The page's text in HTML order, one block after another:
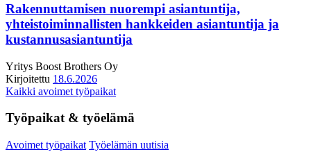
Rakennuttamisen nuorempi asiantuntija,
yhteistoiminnallisten hankkeiden asiantuntija ja
kustannusasiantuntija
Yritys Boost Brothers Oy
Kirjoitettu 18.6.2026
Kaikki avoimet työpaikat
Työpaikat & työelämä
Avoimet työpaikat Työelämän uutisia